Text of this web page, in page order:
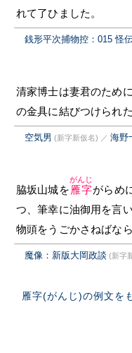
れて了ひました。
銭形平次捕物控：015 怪
清家博士は妻君のために
の金具に結びつけられ
空気男 (新字新仮名) ／ 海野
脇坂山城を 雁字
がんじ
がらめ
つ、筆幸に油御用を言
物頭をうごかさねばなら
魔像：新版大岡政談 (新字
雁字(がんじ)の例文を